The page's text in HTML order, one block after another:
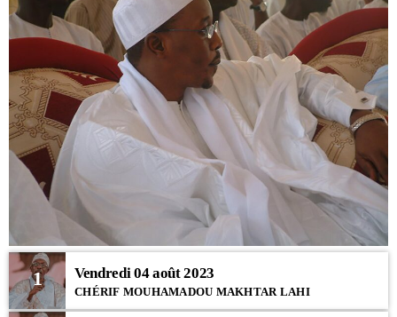
1 Vendredi 04 août 2023
CHÉRIF MOUHAMADOU MAKHTAR LAHI